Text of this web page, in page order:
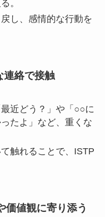
。
し、感情的な行動を
連絡で接触
近どう？」や「○○に
たよ」など、重くな
触れることで、ISTP
価値観に寄り添う